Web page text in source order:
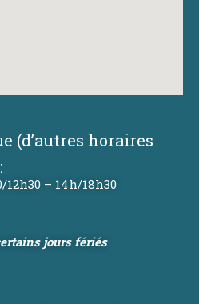
(d’autres horaires
– 14h/18h30
jours fériés